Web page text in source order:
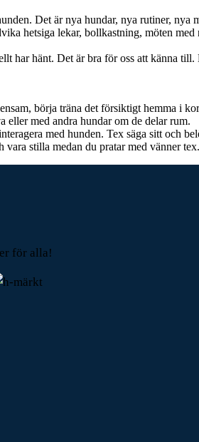
Det är nya hundar, nya rutiner,
hetsiga lekar, bollkastning, möten
har hänt. Det är bra för oss att känna
börja träna det försiktigt hemma i
eller med andra hundar om de delar rum.
med hunden. Tex säga sitt och
stilla medan du pratar med vänner tex.
för alla!